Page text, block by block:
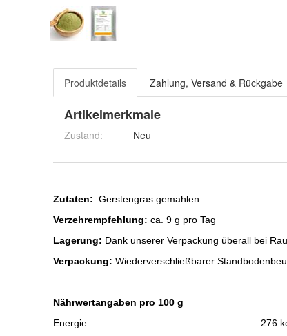
Produktdetails Zahlung, Versand & Rückgabe
Artikelmerkmale
Zustand: Neu